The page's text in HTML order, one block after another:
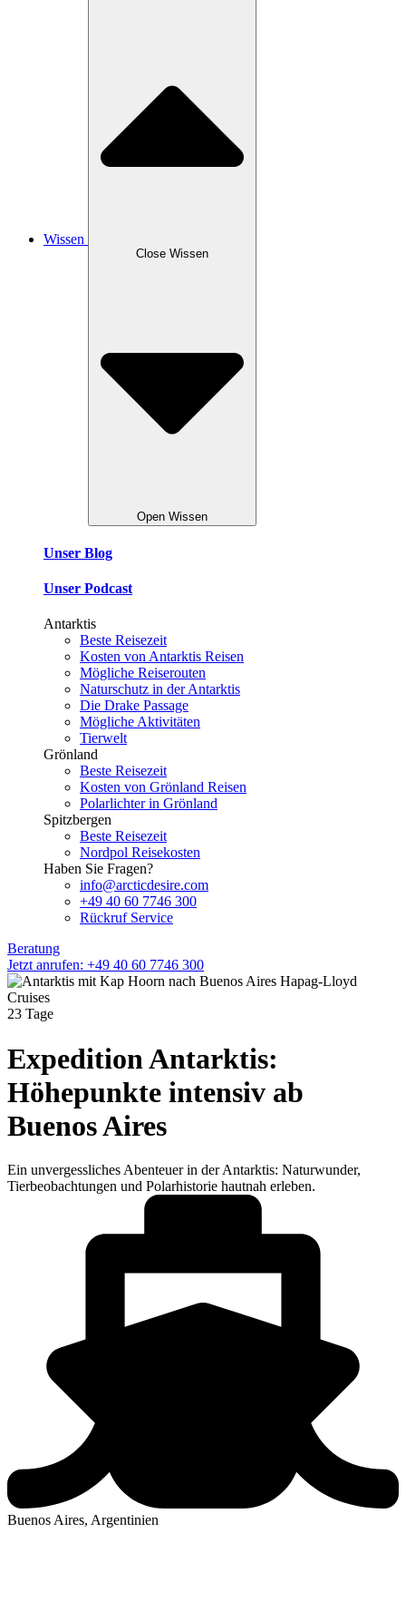
Wissen
Close Wissen
Open Wissen
Unser Blog
Unser Podcast
Antarktis
Beste Reisezeit
Kosten von Antarktis Reisen
Mögliche Reiserouten
Naturschutz in der Antarktis
Die Drake Passage
Mögliche Aktivitäten
Tierwelt
Grönland
Beste Reisezeit
Kosten von Grönland Reisen
Polarlichter in Grönland
Spitzbergen
Beste Reisezeit
Nordpol Reisekosten
Haben Sie Fragen?
info@arcticdesire.com
+49 40 60 7746 300
Rückruf Service
Beratung
Jetzt anrufen: +49 40 60 7746 300
23 Tage
Expedition Antarktis:
Höhepunkte intensiv ab
Buenos Aires
Ein unvergessliches Abenteuer in der Antarktis: Naturwunder,
Tierbeobachtungen und Polarhistorie hautnah erleben.
Buenos Aires, Argentinien